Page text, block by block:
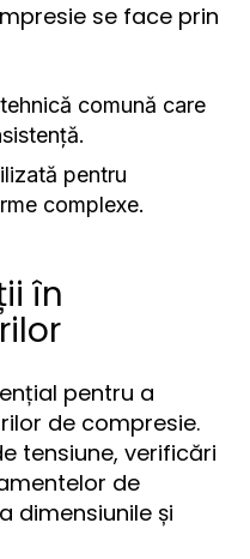
se face prin
comună care
pentru
complexe.
în
pentru a
de compresie.
tensiune, verificări
de
dimensiunile și